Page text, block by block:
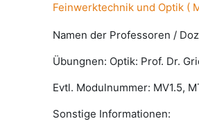
Feinwerktechnik und Optik (
Namen der Professoren /
Übungnen: Optik: Prof. Dr.
Evtl. Modulnummer: MV1.5,
Sonstige Informationen: